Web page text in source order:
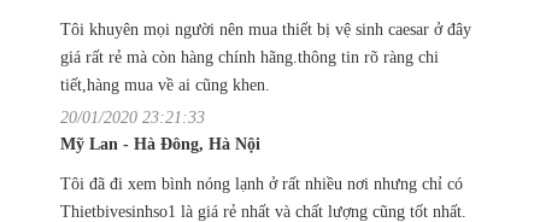
Tôi khuyên mọi người nên mua thiết bị vệ sinh caesar ở đây
giá rất rẻ mà còn hàng chính hãng.thông tin rõ ràng chi
tiết,hàng mua về ai cũng khen.
20/01/2020 23:21:33
Mỹ Lan - Hà Đông, Hà Nội
Tôi đã đi xem bình nóng lạnh ở rất nhiều nơi nhưng chỉ có
Thietbivesinhso1 là giá rẻ nhất và chất lượng cũng tốt nhất.